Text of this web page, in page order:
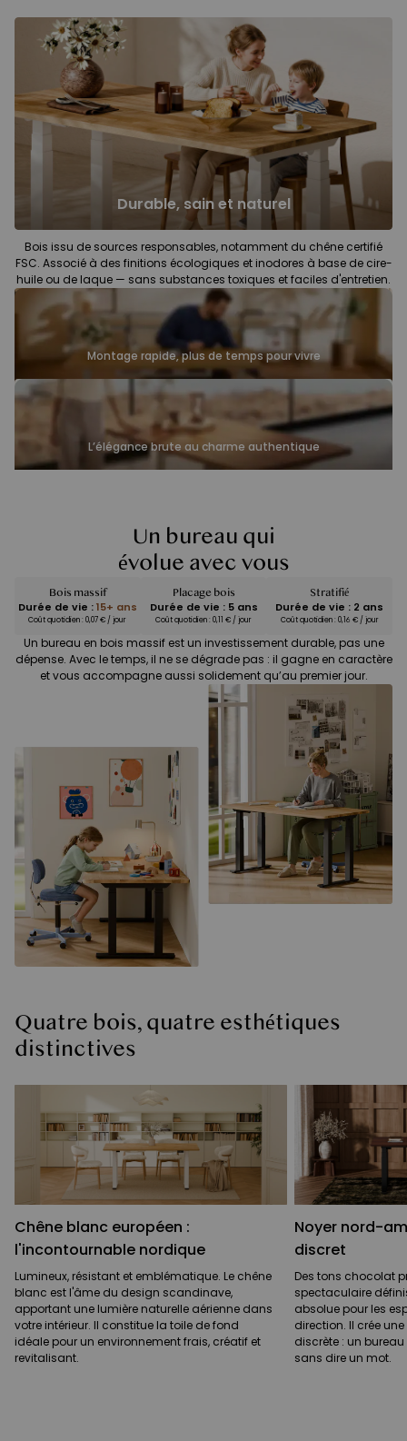
Durable, sain et naturel
Bois issu de sources responsables, notamment du chêne certifié
FSC. Associé à des finitions écologiques et inodores à base de cire-
huile ou de laque — sans substances toxiques et faciles d'entretien.
Montage rapide, plus de temps pour vivre
L’élégance brute au charme authentique
Un bureau qui
évolue avec vous
Bois massif
Durée de vie :15+ ans
Coût quotidien : 0,07 € / jour
Placage bois
Durée de vie : 5 ans
Coût quotidien : 0,11 € / jour
Stratifié
Durée de vie : 2 ans
Coût quotidien : 0,16 € / jour
Un bureau en bois massif est un investissement durable, pas une
dépense. Avec le temps, il ne se dégrade pas : il gagne en caractère
et vous accompagne aussi solidement qu’au premier jour.
Quatre bois, quatre esthétiques
distinctives
Chêne blanc européen :
l'incontournable nordique
Lumineux, résistant et emblématique. Le chêne
blanc est l'âme du design scandinave,
apportant une lumière naturelle aérienne dans
votre intérieur. Il constitue la toile de fond
idéale pour un environnement frais, créatif et
revitalisant.
Noyer nord-
discret
Des tons chocolat
spectaculaire
absolue pour les
direction. Il crée
discrète : un
sans dire un mot.